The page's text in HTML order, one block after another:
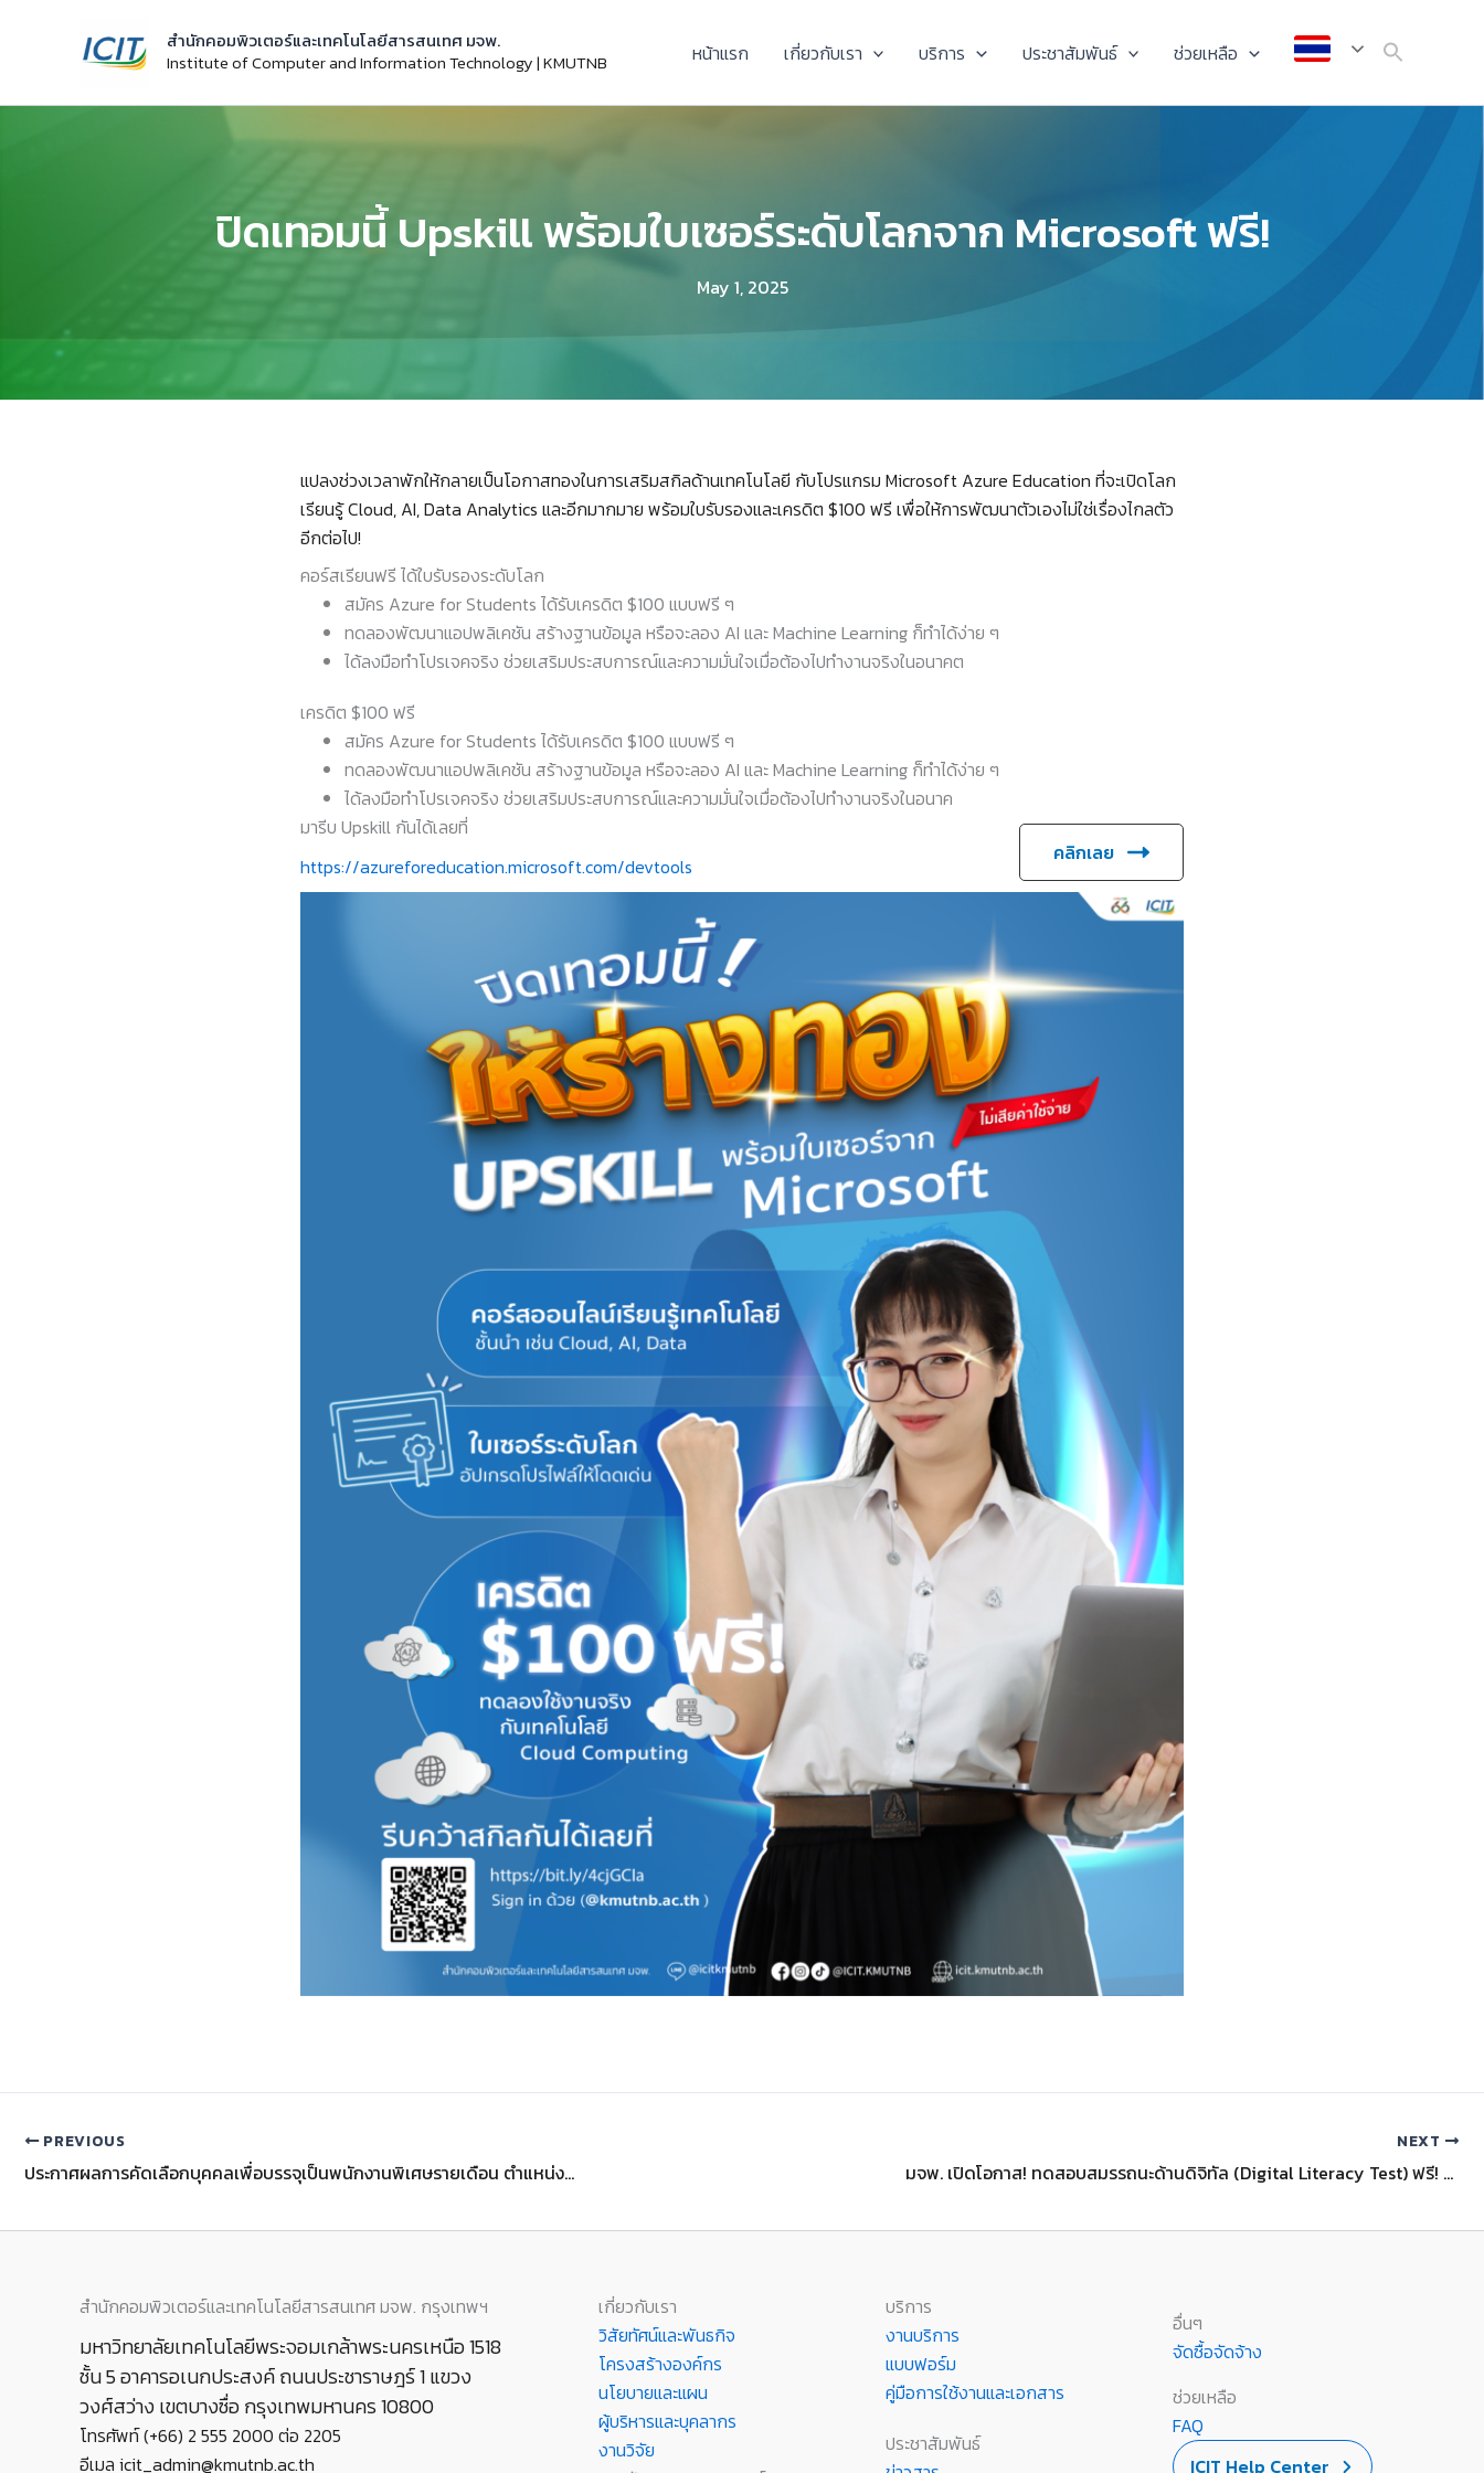
สำนักคอมพิวเตอร์และเทคโนโลยีสารสนเทศ มจพ.
Institute of Computer and Information Technology | KMUTNB
หน้าแรก เกี่ยวกับเรา บริการ ประชาสัมพันธ์ ช่วยเหลือ
ปิดเทอมนี้ Upskill พร้อมใบเซอร์ระดับโลกจาก Microsoft ฟรี!
May 1, 2025
แปลงช่วงเวลาพักให้กลายเป็นโอกาสทองในการเสริมสกิลด้านเทคโนโลยี กับโปรแกรม Microsoft Azure Education ที่จะเปิดโลก
เรียนรู้ Cloud, AI, Data Analytics และอีกมากมาย พร้อมใบรับรองและเครดิต $100 ฟรี เพื่อให้การพัฒนาตัวเองไม่ใช่เรื่องไกลตัว
อีกต่อไป!
คอร์สเรียนฟรี ได้ใบรับรองระดับโลก
สมัคร Azure for Students ได้รับเครดิต $100 แบบฟรี ๆ
ทดลองพัฒนาแอปพลิเคชัน สร้างฐานข้อมูล หรือจะลอง AI และ Machine Learning ก็ทำได้ง่าย ๆ
ได้ลงมือทำโปรเจคจริง ช่วยเสริมประสบการณ์และความมั่นใจเมื่อต้องไปทำงานจริงในอนาคต
เครดิต $100 ฟรี
สมัคร Azure for Students ได้รับเครดิต $100 แบบฟรี ๆ
ทดลองพัฒนาแอปพลิเคชัน สร้างฐานข้อมูล หรือจะลอง AI และ Machine Learning ก็ทำได้ง่าย ๆ
ได้ลงมือทำโปรเจคจริง ช่วยเสริมประสบการณ์และความมั่นใจเมื่อต้องไปทำงานจริงในอนาค
มารีบ Upskill กันได้เลยที่
https://azureforeducation.microsoft.com/devtools
คลิกเลย
PREVIOUS
ประกาศผลการคัดเลือกบุคคลเพื่อบรรจุเป็นพนักงานพิเศษรายเดือน ตำแหน่งเจ้าหน้าที่บริหารงานทั่วไป
NEXT
มจพ. เปิดโอกาส! ทดสอบสมรรถนะด้านดิจิทัล (Digital Literacy Test) ฟรี! สำหรับบุคลากร
สำนักคอมพิวเตอร์และเทคโนโลยีสารสนเทศ มจพ. กรุงเทพฯ
มหาวิทยาลัยเทคโนโลยีพระจอมเกล้าพระนครเหนือ 1518
ชั้น 5 อาคารอเนกประสงค์ ถนนประชาราษฎร์ 1 แขวง
วงศ์สว่าง เขตบางซื่อ กรุงเทพมหานคร 10800
โทรศัพท์ (+66) 2 555 2000 ต่อ 2205
อีเมล icit_admin@kmutnb.ac.th
เกี่ยวกับเรา
วิสัยทัศน์และพันธกิจ
โครงสร้างองค์กร
นโยบายและแผน
ผู้บริหารและบุคลากร
งานวิจัย
บริการ
งานบริการ
แบบฟอร์ม
คู่มือการใช้งานและเอกสาร
ประชาสัมพันธ์
อื่นๆ
จัดซื้อจัดจ้าง
ช่วยเหลือ
FAQ
ICIT Help Center